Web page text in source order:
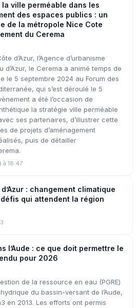
ville perméable dans les
des espaces publics : un
de la métropole Nice Cote
du Cerema
d’Azur, l’Agence d’urbanisme
d’Azur, le Cerema a animé temps de
le 5 septembre 2024 au Forum des
qui s’est déroulé le 5
a été l’occasion de
la stratégie ville perméable
ses partenaires, d’illustrer cette
de projets d’aménagement
puis de détailler
à 18:47
: changement climatique
qui attendent la région
l’Aude : ce que doit permettre le
pour 2026
de la ressource en eau (PGRE)
du bassin-versant de l’Aude,
en 2013. Les efforts ont permis